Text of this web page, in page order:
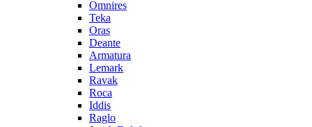
Omnires
Teka
Oras
Deante
Armatura
Lemark
Ravak
Roca
Iddis
Raglo